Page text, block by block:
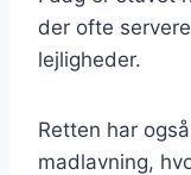
der ofte
lejligheder.
Retten har
madlavning,